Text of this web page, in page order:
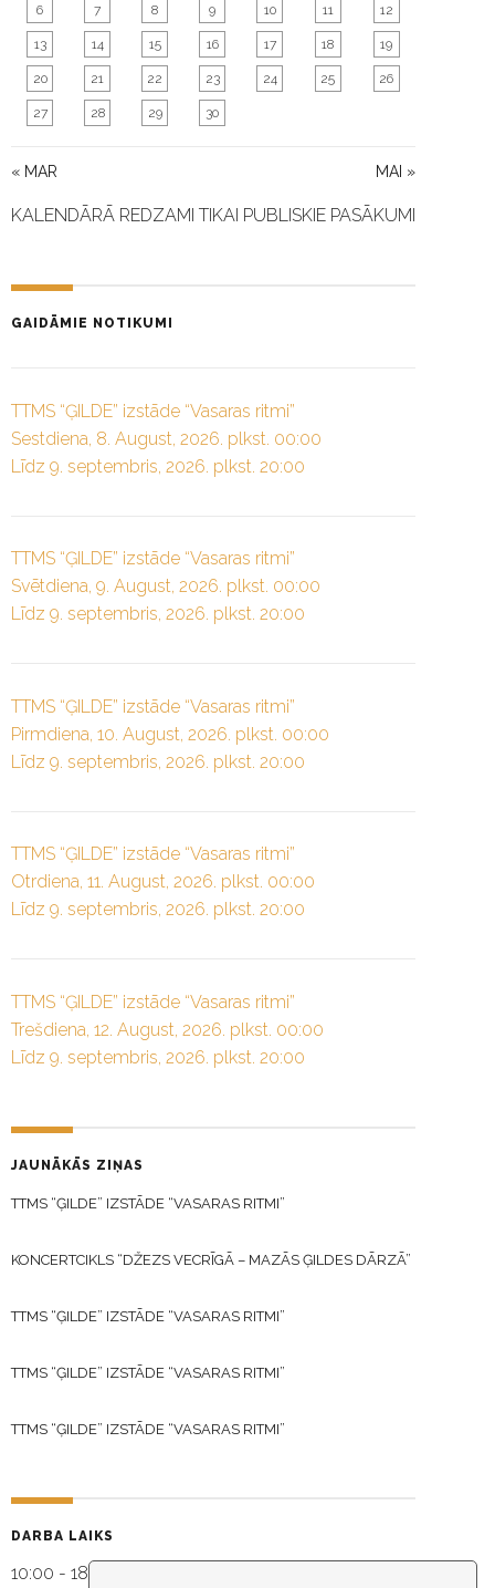
« MAR MAI »
6 7 8 9 10 11 12
13 14 15 16 17 18 19
20 21 22 23 24 25 26
27 28 29 30
KALENDĀRĀ REDZAMI TIKAI PUBLISKIE PASĀKUMI
GAIDĀMIE NOTIKUMI
TTMS “ĢILDE” izstāde “Vasaras ritmi”
Sestdiena, 8. August, 2026. plkst. 00:00
Līdz 9. septembris, 2026. plkst. 20:00
TTMS “ĢILDE” izstāde “Vasaras ritmi”
Svētdiena, 9. August, 2026. plkst. 00:00
Līdz 9. septembris, 2026. plkst. 20:00
TTMS “ĢILDE” izstāde “Vasaras ritmi”
Pirmdiena, 10. August, 2026. plkst. 00:00
Līdz 9. septembris, 2026. plkst. 20:00
TTMS “ĢILDE” izstāde “Vasaras ritmi”
Otrdiena, 11. August, 2026. plkst. 00:00
Līdz 9. septembris, 2026. plkst. 20:00
TTMS “ĢILDE” izstāde “Vasaras ritmi”
Trešdiena, 12. August, 2026. plkst. 00:00
Līdz 9. septembris, 2026. plkst. 20:00
JAUNĀKĀS ZIŅAS
TTMS “ĢILDE” IZSTĀDE “VASARAS RITMI”
KONCERTCIKLS “DŽEZS VECRĪGĀ – MAZĀS ĢILDES DĀRZĀ”
TTMS “ĢILDE” IZSTĀDE “VASARAS RITMI”
TTMS “ĢILDE” IZSTĀDE “VASARAS RITMI”
TTMS “ĢILDE” IZSTĀDE “VASARAS RITMI”
DARBA LAIKS
10:00 - 18:30